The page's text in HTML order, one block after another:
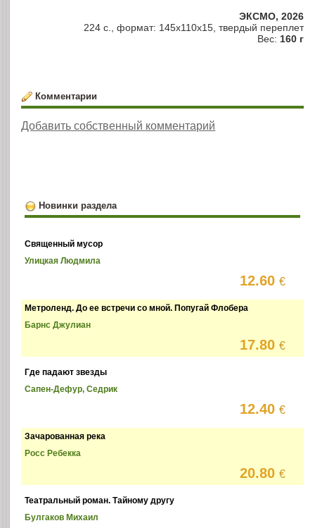
ЭКСМО, 2026
224 с., формат: 145x110x15, твердый переплет
Вес: 160 г
Комментарии
Добавить собственный комментарий
Новинки раздела
Священный мусор
Улицкая Людмила
12.60€
Метроленд. До ее встречи со мной. Попугай Флобера
Барнс Джулиан
17.80€
Где падают звезды
Сапен-Дефур, Седрик
12.40€
Зачарованная река
Росс Ребекка
20.80€
Театральный роман. Тайному другу
Булгаков Михаил